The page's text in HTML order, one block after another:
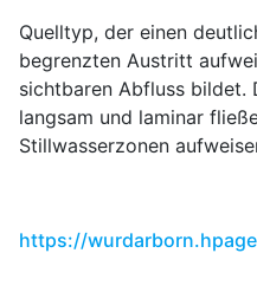
Quelltyp, der einen
begrenzten Austritt
sichtbaren Abfluss bildet.
langsam und laminar
Stillwasserzonen
https://